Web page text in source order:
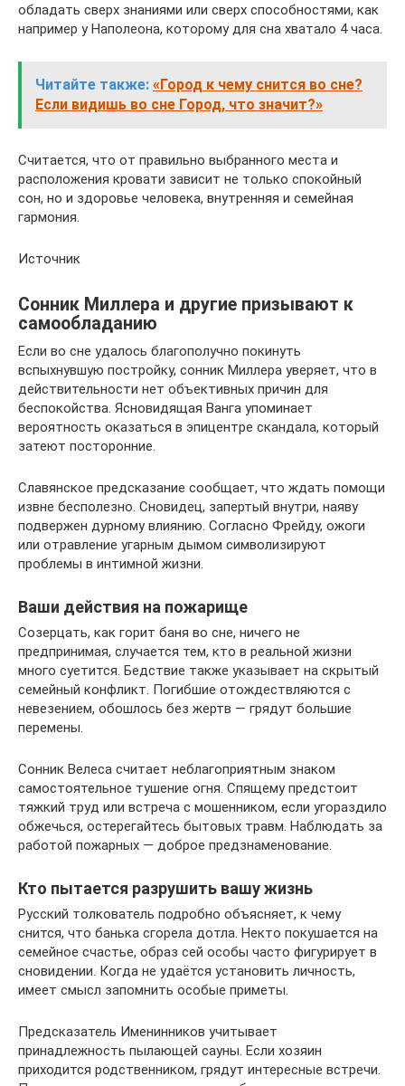
обладать сверх знаниями или сверх способностями, как
например у Наполеона, которому для сна хватало 4 часа.
Читайте также: «Город к чему снится во сне?
Если видишь во сне Город, что значит?»
Считается, что от правильно выбранного места и
расположения кровати зависит не только спокойный
сон, но и здоровье человека, внутренняя и семейная
гармония.
Источник
Сонник Миллера и другие призывают к
самообладанию
Если во сне удалось благополучно покинуть
вспыхнувшую постройку, сонник Миллера уверяет, что в
действительности нет объективных причин для
беспокойства. Ясновидящая Ванга упоминает
вероятность оказаться в эпицентре скандала, который
затеют посторонние.
Славянское предсказание сообщает, что ждать помощи
извне бесполезно. Сновидец, запертый внутри, наяву
подвержен дурному влиянию. Согласно Фрейду, ожоги
или отравление угарным дымом символизируют
проблемы в интимной жизни.
Ваши действия на пожарище
Созерцать, как горит баня во сне, ничего не
предпринимая, случается тем, кто в реальной жизни
много суетится. Бедствие также указывает на скрытый
семейный конфликт. Погибшие отождествляются с
невезением, обошлось без жертв — грядут большие
перемены.
Сонник Велеса считает неблагоприятным знаком
самостоятельное тушение огня. Спящему предстоит
тяжкий труд или встреча с мошенником, если угораздило
обжечься, остерегайтесь бытовых травм. Наблюдать за
работой пожарных — доброе предзнаменование.
Кто пытается разрушить вашу жизнь
Русский толкователь подробно объясняет, к чему
снится, что банька сгорела дотла. Некто покушается на
семейное счастье, образ сей особы часто фигурирует в
сновидении. Когда не удаётся установить личность,
имеет смысл запомнить особые приметы.
Предсказатель Именинников учитывает
принадлежность пылающей сауны. Если хозяин
приходится родственником, грядут интересные встречи.